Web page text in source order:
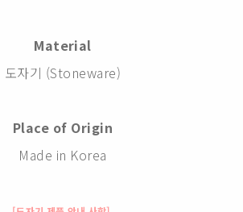
Material
도자기 (Stoneware)
Place of Origin
Made in Korea